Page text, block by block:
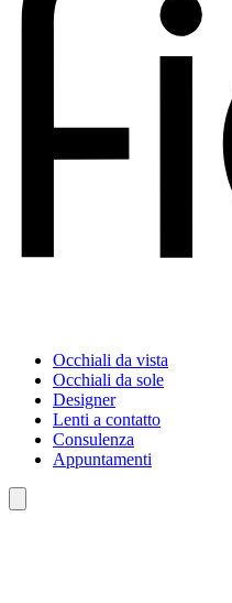
Occhiali da vista
Occhiali da sole
Designer
Lenti a contatto
Consulenza
Appuntamenti